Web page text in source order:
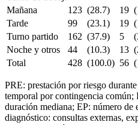
Mañana
123 (28.7) 19
Tarde
99 (23.1) 19
Turno partido
162 (37.9) 5
Noche y otros
44 (10.3) 13
Total
428 (100.0) 56
PRE: prestación por riesgo
temporal por contingencia
duración mediana; EP: número
diagnóstico: consultas externas,